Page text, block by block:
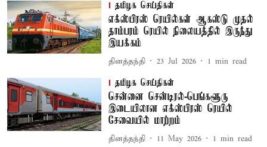
தமிழக செய்திகள்
எக்ஸ்பிரஸ் ரெயில்கள் ஆகஸ்டு முதல்
தாம்பரம் ரெயில் நிலையத்தில் இருந்து
இயக்கம்
தினத்தந்தி 23 Jul 2026 1 min read
தமிழக செய்திகள்
சென்னை சென்டிரல்-பெங்களூரு
இடையிலான எக்ஸ்பிரஸ் ரெயில்
சேவையில் மாற்றம்
தினத்தந்தி 11 May 2026 1 min read